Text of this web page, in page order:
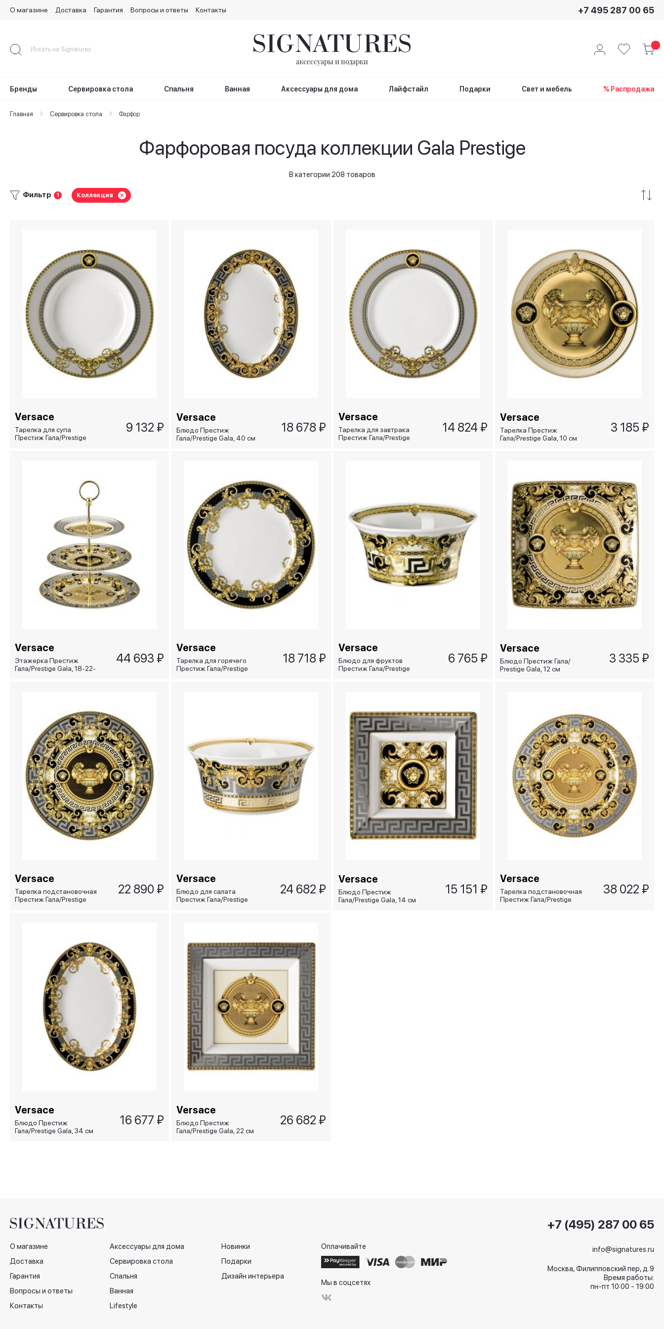
Content
О магазине Доставка Гарантия Вопросы и ответы Контакты +7 495 287 00 65
аксессуары и подарки
Бренды Сервировка стола Спальня Ванная Аксессуары для дома Лайфстайл Подарки Свет и мебель % Распродажа
Главная Сервировка стола Фарфор
Фарфоровая посуда коллекции Gala Prestige
В категории 208 товаров
Фильтр 1 Коллекция
Versace
Тарелка для супа
Престиж Гала/Prestige
9 132 ₽
Versace
Блюдо Престиж
Гала/Prestige Gala, 40 см
18 678 ₽
Versace
Тарелка для завтрака
Престиж Гала/Prestige
14 824 ₽
Versace
Тарелка Престиж
Гала/Prestige Gala, 10 см
3 185 ₽
Versace
Этажерка Престиж
Гала/Prestige Gala, 18-22-
44 693 ₽
Versace
Тарелка для горячего
Престиж Гала/Prestige
18 718 ₽
Versace
Блюдо для фруктов
Престиж Гала/Prestige
6 765 ₽
Versace
Блюдо Престиж Гала/
Prestige Gala, 12 см
3 335 ₽
Versace
Тарелка подстановочная
Престиж Гала/Prestige
22 890 ₽
Versace
Блюдо для салата
Престиж Гала/Prestige
24 682 ₽
Versace
Блюдо Престиж
Гала/Prestige Gala, 14 см
15 151 ₽
Versace
Тарелка подстановочная
Престиж Гала/Prestige
38 022 ₽
Versace
Блюдо Престиж
Гала/Prestige Gala, 34 см
16 677 ₽
Versace
Блюдо Престиж
Гала/Prestige Gala, 22 см
26 682 ₽
+7 (495) 287 00 65
О магазине
Доставка
Гарантия
Вопросы и ответы
Контакты
Аксессуары для дома
Сервировка стола
Спальня
Ванная
Lifestyle
Новинки
Подарки
Дизайн интерьера
Оплачивайте
Мы в соцсетях
info@signatures.ru
Москва, Филипповский пер, д.9
Время работы:
пн-пт 10:00 - 19:00